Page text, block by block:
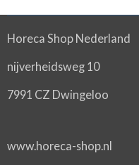
Horeca Shop Nederland
nijverheidsweg 10
7991 CZ Dwingeloo
www.horeca-shop.nl